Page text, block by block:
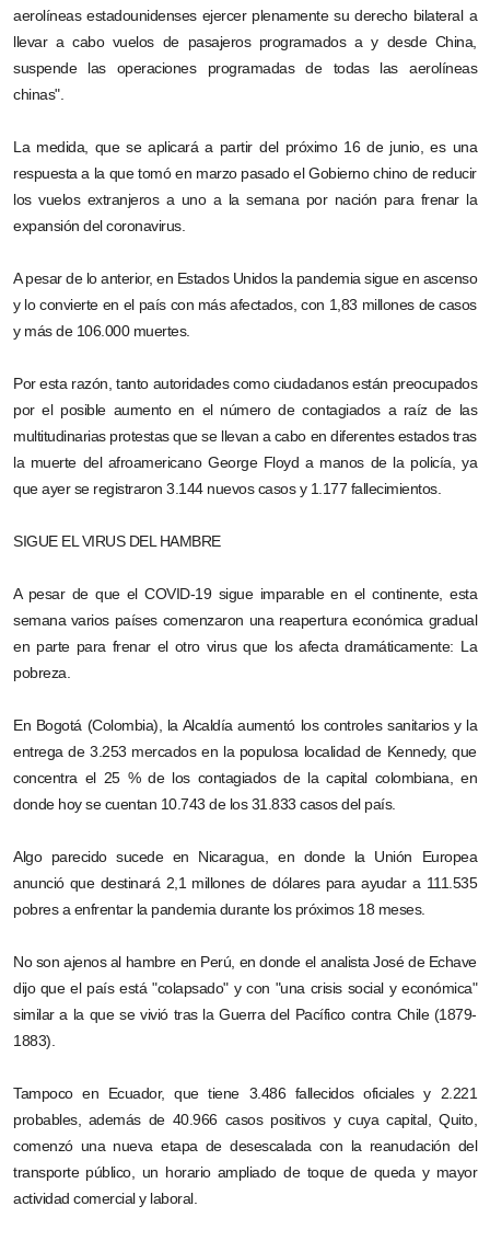
aerolíneas estadounidenses ejercer plenamente su derecho bilateral a
llevar a cabo vuelos de pasajeros programados a y desde China,
suspende las operaciones programadas de todas las aerolíneas
chinas".
La medida, que se aplicará a partir del próximo 16 de junio, es una
respuesta a la que tomó en marzo pasado el Gobierno chino de reducir
los vuelos extranjeros a uno a la semana por nación para frenar la
expansión del coronavirus.
A pesar de lo anterior, en Estados Unidos la pandemia sigue en ascenso
y lo convierte en el país con más afectados, con 1,83 millones de casos
y más de 106.000 muertes.
Por esta razón, tanto autoridades como ciudadanos están preocupados
por el posible aumento en el número de contagiados a raíz de las
multitudinarias protestas que se llevan a cabo en diferentes estados tras
la muerte del afroamericano George Floyd a manos de la policía, ya
que ayer se registraron 3.144 nuevos casos y 1.177 fallecimientos.
SIGUE EL VIRUS DEL HAMBRE
A pesar de que el COVID-19 sigue imparable en el continente, esta
semana varios países comenzaron una reapertura económica gradual
en parte para frenar el otro virus que los afecta dramáticamente: La
pobreza.
En Bogotá (Colombia), la Alcaldía aumentó los controles sanitarios y la
entrega de 3.253 mercados en la populosa localidad de Kennedy, que
concentra el 25 % de los contagiados de la capital colombiana, en
donde hoy se cuentan 10.743 de los 31.833 casos del país.
Algo parecido sucede en Nicaragua, en donde la Unión Europea
anunció que destinará 2,1 millones de dólares para ayudar a 111.535
pobres a enfrentar la pandemia durante los próximos 18 meses.
No son ajenos al hambre en Perú, en donde el analista José de Echave
dijo que el país está "colapsado" y con "una crisis social y económica"
similar a la que se vivió tras la Guerra del Pacífico contra Chile (1879-
1883).
Tampoco en Ecuador, que tiene 3.486 fallecidos oficiales y 2.221
probables, además de 40.966 casos positivos y cuya capital, Quito,
comenzó una nueva etapa de desescalada con la reanudación del
transporte público, un horario ampliado de toque de queda y mayor
actividad comercial y laboral.